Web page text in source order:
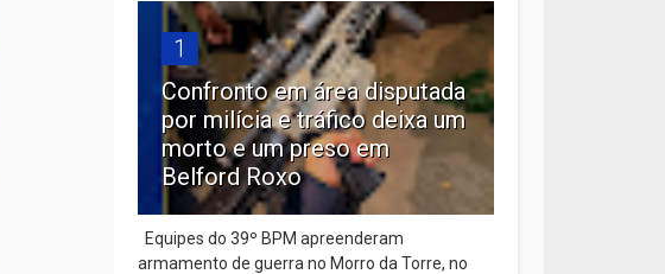
1
Confronto em área disputada
por milícia e tráfico deixa um
morto e um preso em
Belford Roxo
Equipes do 39º BPM apreenderam
armamento de guerra no Morro da Torre, no